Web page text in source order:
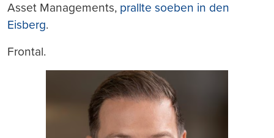
Asset Managements, prallte soeben in den
Eisberg.
Frontal.